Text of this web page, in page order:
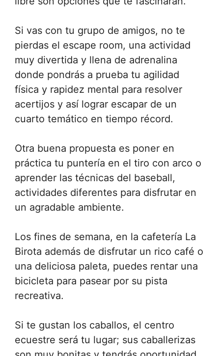
Si vas con tu grupo de amigos, no te
pierdas el escape room, una actividad
muy divertida y llena de adrenalina
donde pondrás a prueba tu agilidad
física y rapidez mental para resolver
acertijos y así lograr escapar de un
cuarto temático en tiempo récord.
Otra buena propuesta es poner en
práctica tu puntería en el tiro con arco o
aprender las técnicas del baseball,
actividades diferentes para disfrutar en
un agradable ambiente.
Los fines de semana, en la cafetería La
Birota además de disfrutar un rico café o
una deliciosa paleta, puedes rentar una
bicicleta para pasear por su pista
recreativa.
Si te gustan los caballos, el centro
ecuestre será tu lugar; sus caballerizas